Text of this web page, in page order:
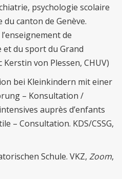
psychologie scolaire
canton de Genève.
de
et du sport du Grand
Kerstin von Plessen, CHUV)
bei Kleinkindern mit einer
– Konsultation /
auprès d’enfants
– Consultation. KDS/CSSG,
Schule. VKZ,Zoom,